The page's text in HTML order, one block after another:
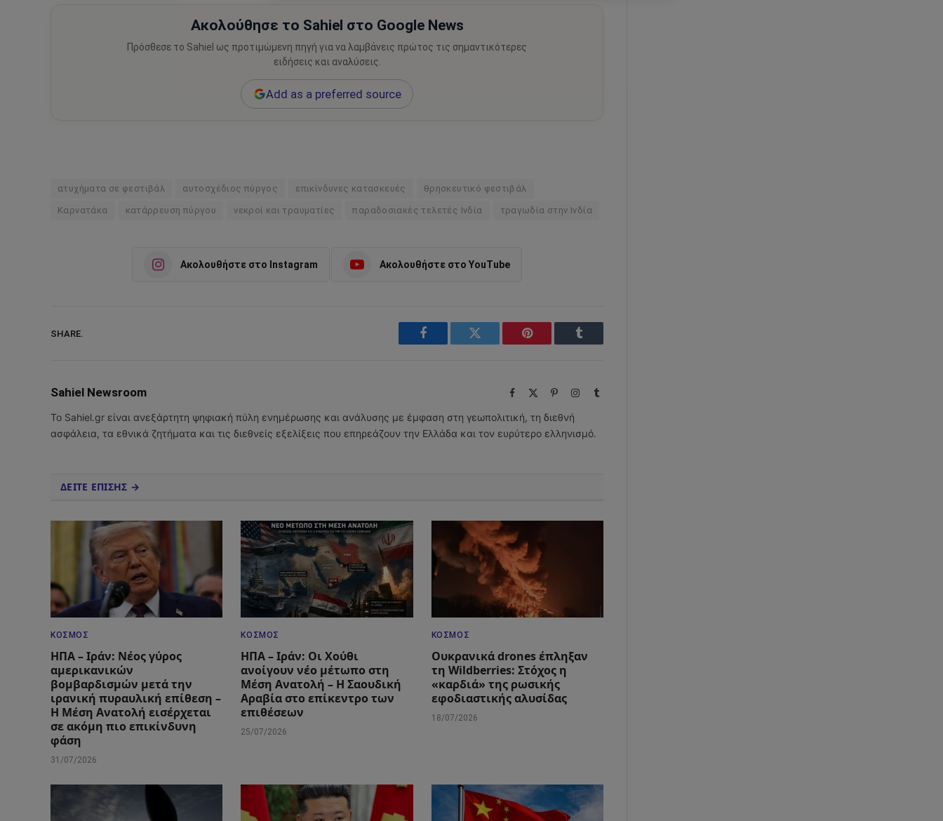
Ακολούθησε το Sahiel στο Google News
Πρόσθεσε το Sahiel ως προτιμώμενη πηγή για να λαμβάνεις πρώτος τις σημαντικότερες
ειδήσεις και αναλύσεις.
Add as a preferred source
ατυχήματα σε φεστιβάλ αυτοσχέδιος πύργος επικίνδυνες κατασκευές θρησκευτικό φεστιβάλ
Καρνατάκα κατάρρευση πύργου νεκροί και τραυματίες παραδοσιακές τελετές Ινδία τραγωδία στην Ινδία
Ακολουθήστε στο Instagram Ακολουθήστε στο YouTube
SHARE.
Facebook Twitter Pinterest Tumblr
Sahiel Newsroom Facebook PinterestInstagram
Tumblr
Το Sahiel.gr είναι ανεξάρτητη ψηφιακή πύλη ενημέρωσης και ανάλυσης με έμφαση στη γεωπολιτική, τη διεθνή
ασφάλεια, τα εθνικά ζητήματα και τις διεθνείς εξελίξεις που επηρεάζουν την Ελλάδα και τον ευρύτερο ελληνισμό.
ΔΕΙΤΕ ΕΠΙΣΗΣ →
ΚΌΣΜΟΣ
ΗΠΑ – Ιράν: Νέος γύρος
αμερικανικών
βομβαρδισμών μετά την
ιρανική πυραυλική επίθεση –
Η Μέση Ανατολή εισέρχεται
σε ακόμη πιο επικίνδυνη
φάση
31/07/2026
ΚΌΣΜΟΣ
ΗΠΑ – Ιράν: Οι Χούθι
ανοίγουν νέο μέτωπο στη
Μέση Ανατολή – Η Σαουδική
Αραβία στο επίκεντρο των
επιθέσεων
25/07/2026
ΚΌΣΜΟΣ
Ουκρανικά drones έπληξαν
τη Wildberries: Στόχος η
«καρδιά» της ρωσικής
εφοδιαστικής αλυσίδας
18/07/2026